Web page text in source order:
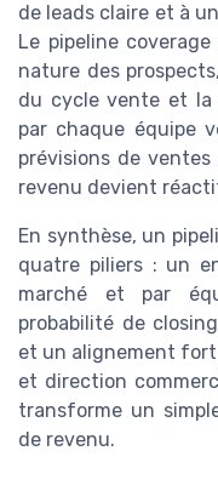
de leads claire et à
Le pipeline
nature des
du cycle vente et la
par chaque équipe
prévisions de
revenu devient
En synthèse, un
quatre piliers : un
marché et par
probabilité de
et un alignement
et direction
transforme un
de revenu.